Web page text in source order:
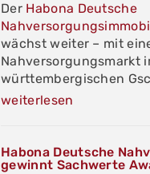
Der Habona Deutsche
wächst weiter – mit
Nahversorgungsmarkt
württembergischen
weiterlesen
Habona Deutsche
gewinnt Sachwerte